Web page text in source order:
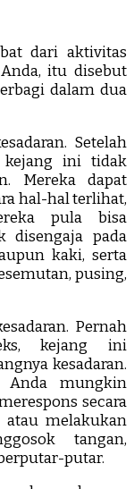
dari aktivitas
itu disebut
dalam dua
Setelah
kejang ini tidak
Mereka dapat
hal-hal terlihat,
pula bisa
disengaja pada
kaki, serta
pusing,
Pernah
kejang ini
kesadaran.
Anda mungkin
secara
melakukan
tangan,
putar.